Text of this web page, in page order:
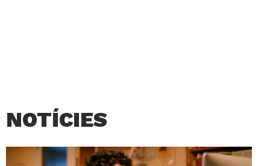
NOTÍCIES